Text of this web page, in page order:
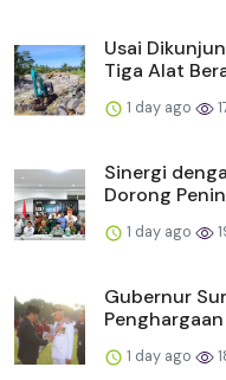
Usai
Tiga Alat
1 day ago
Sinergi
Dorong
1 day ago
Gubernur
1 day ago